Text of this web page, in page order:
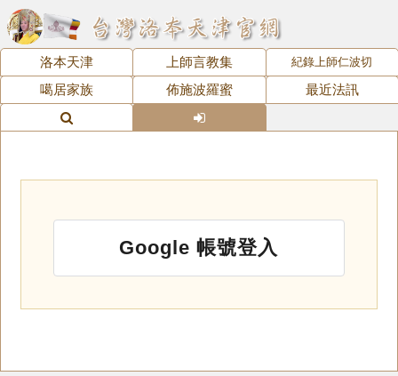
洛本天津 上師言教集 紀錄上師仁波切
噶居家族 佈施波羅蜜 最近法訊
Google 帳號登入